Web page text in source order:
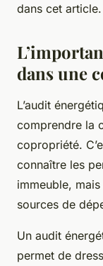
dans cet article.
dans une
L’audit
comprendre la
copropriété.
connaître les
immeuble,
sources de
Un audit
permet de